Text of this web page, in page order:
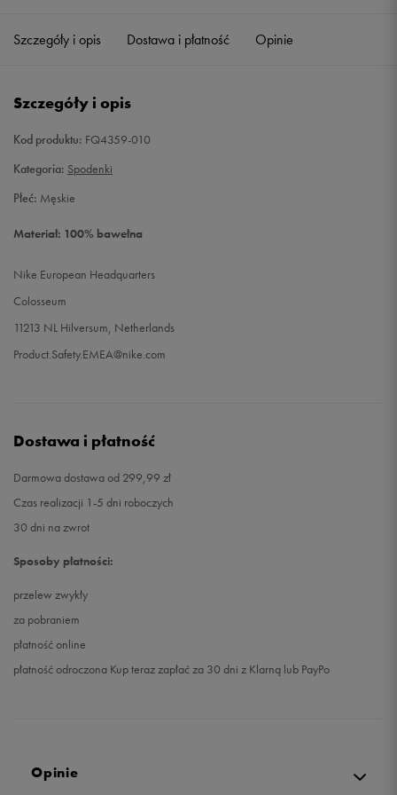
M Powiadom o dostępności
Szczegóły i opis Dostawa i płatność Opinie
Szczegóły i opis
Kod produktu: FQ4359-010
Kategoria: Spodenki
Płeć: Męskie
Materiał: 100% bawełna
Nike European Headquarters
Colosseum
11213 NL Hilversum, Netherlands
Product.Safety.EMEA@nike.com
Dostawa i płatność
Darmowa dostawa od 299,99 zł
Czas realizacji 1-5 dni roboczych
30 dni na zwrot
Sposoby płatności:
przelew zwykły
za pobraniem
płatność online
płatność odroczona Kup teraz zapłać za 30 dni z Klarną lub PayPo
Opinie